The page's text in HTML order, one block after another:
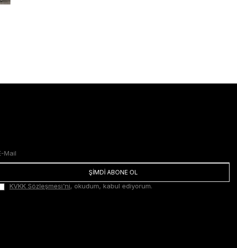
ŞİMDİ ABONE OL
KVKK Sözleşmesi'ni, okudum, kabul ediyorum.